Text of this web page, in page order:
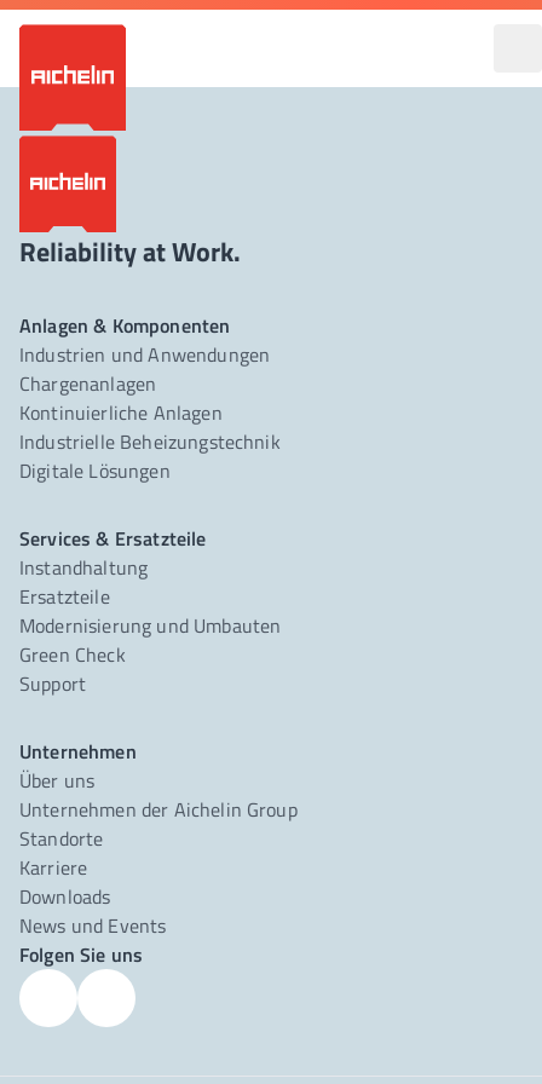
Reliability at Work.
Anlagen & Komponenten
Industrien und Anwendungen
Chargenanlagen
Kontinuierliche Anlagen
Industrielle Beheizungstechnik
Digitale Lösungen
Services & Ersatzteile
Instandhaltung
Ersatzteile
Modernisierung und Umbauten
Green Check
Support
Unternehmen
Über uns
Unternehmen der Aichelin Group
Standorte
Karriere
Downloads
News und Events
Folgen Sie uns